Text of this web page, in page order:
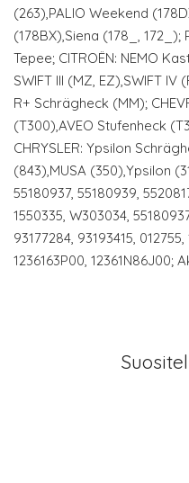
(263),PALIO Weekend
(178BX),Siena (178_, 172_);
Tepee; CITROËN: NEMO
SWIFT III (MZ, EZ),SWIFT IV
R+ Schrägheck (MM);
(T300),AVEO Stufenheck
CHRYSLER: Ypsilon
(843),MUSA (350),Ypsilon
55180937, 55180939,
1550335, W303034,
93177284, 93193415,
1236163P00, 12361N86J00;